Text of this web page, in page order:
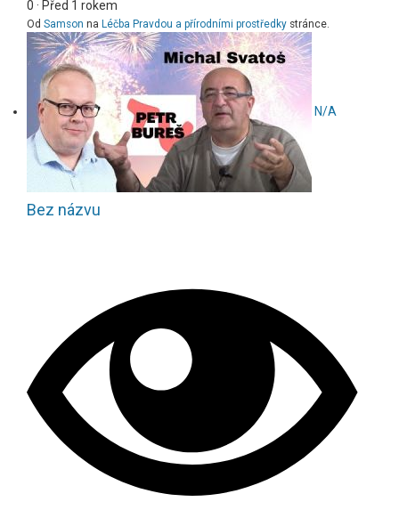
0 · Před 1 rokem
Od Samson na Léčba Pravdou a přírodními prostředky stránce.
N/A
Bez názvu